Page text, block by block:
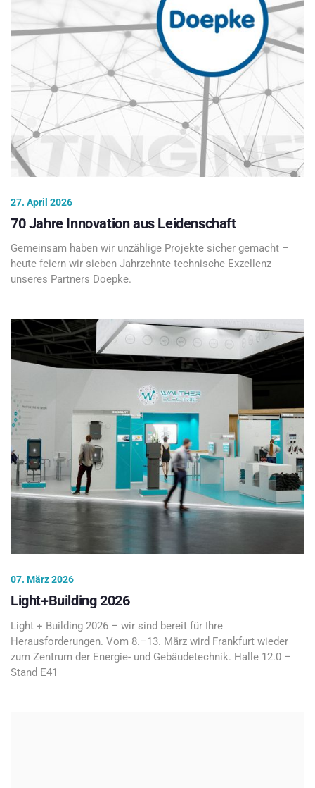
27. April 2026
70 Jahre Innovation aus Leidenschaft
Gemeinsam haben wir unzählige Projekte sicher gemacht –
heute feiern wir sieben Jahrzehnte technische Exzellenz
unseres Partners Doepke.
07. März 2026
Light+Building 2026
Light + Building 2026 – wir sind bereit für Ihre
Herausforderungen. Vom 8.–13. März wird Frankfurt wieder
zum Zentrum der Energie- und Gebäudetechnik. Halle 12.0 –
Stand E41